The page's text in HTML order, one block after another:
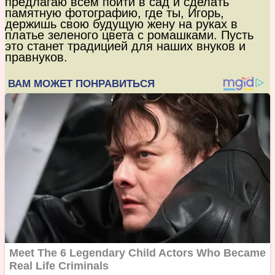
памятную фотографию, где ты, Игорь,
держишь свою будущую жену на руках в
платье зеленого цвета с ромашками. Пусть
это станет традицией для наших внуков и
правнуков.